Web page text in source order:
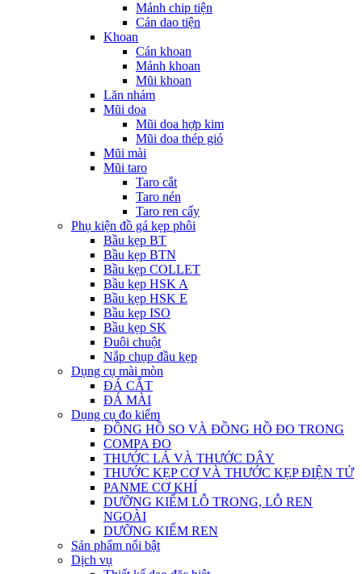
Mảnh chip tiện
Cán dao tiện
Khoan
Cán khoan
Mảnh khoan
Mũi khoan
Lăn nhám
Mũi doa
Mũi doa hợp kim
Mũi doa thép gió
Mũi mài
Mũi taro
Taro cắt
Taro nén
Taro ren cấy
Phụ kiện đồ gá kẹp phôi
Bầu kẹp BT
Bầu kẹp BTN
Bầu kẹp COLLET
Bầu kẹp HSK A
Bầu kẹp HSK E
Bầu kẹp ISO
Bầu kẹp SK
Đuôi chuột
Nắp chụp đầu kẹp
Dụng cụ mài mòn
ĐÁ CẮT
ĐÁ MÀI
Dụng cụ đo kiểm
ĐỒNG HỒ SO VÀ ĐỒNG HỒ ĐO TRONG
COMPA ĐO
THƯỚC LÁ VÀ THƯỚC DÂY
THƯỚC KẸP CƠ VÀ THƯỚC KẸP ĐIỆN TỬ
PANME CƠ KHÍ
DƯỠNG KIỂM LỖ TRONG, LỖ REN
NGOÀI
DƯỠNG KIỂM REN
Sản phẩm nổi bật
Dịch vụ